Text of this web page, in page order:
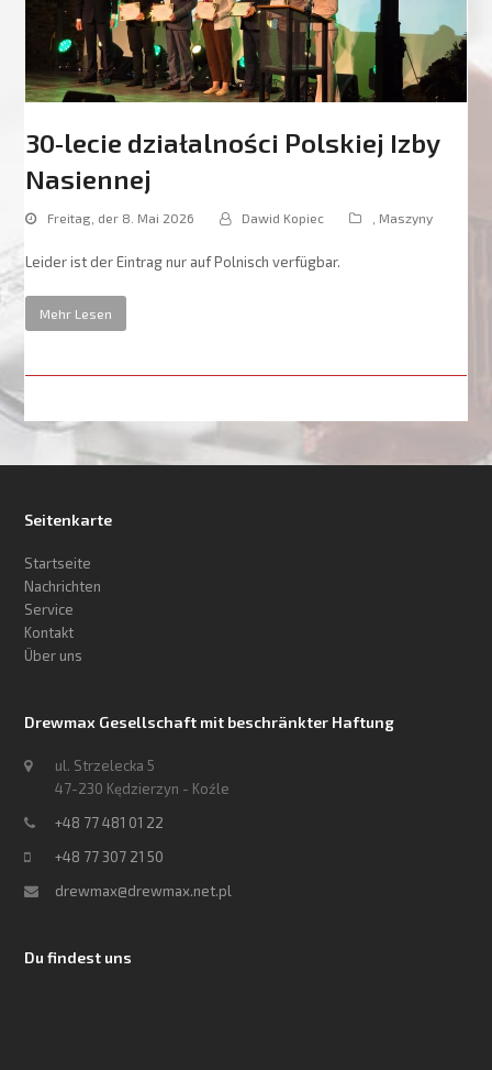
30‑lecie działalności Polskiej Izby
Nasiennej
Freitag, der 8. Mai 2026 Dawid Kopiec Maszyny
Leider ist der Eintrag nur auf Polnisch verfügbar.
Mehr Lesen
Seitenkarte
Startseite
Nachrichten
Service
Kontakt
Über uns
Drewmax Gesellschaft mit beschränkter Haftung
ul. Strzelecka 5
47-230 Kędzierzyn - Koźle
+48 77 481 01 22
+48 77 307 21 50
drewmax@drewmax.net.pl
Du findest uns